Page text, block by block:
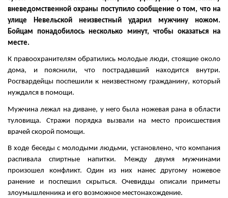
вневедомственной охраны поступило сообщение о том, что на
улице Невельской неизвестный ударил мужчину ножом.
Бойцам понадобилось несколько минут, чтобы оказаться на
месте.
К правоохранителям обратились молодые люди, стоящие около
дома, и пояснили, что пострадавший находится внутри.
Росгвардейцы поспешили к неизвестному гражданину, который
нуждался в помощи.
Мужчина лежал на диване, у него была ножевая рана в области
туловища. Стражи порядка вызвали на место происшествия
врачей скорой помощи.
В ходе беседы с молодыми людьми, установлено, что компания
распивала спиртные напитки. Между двумя мужчинами
произошел конфликт. Один из них нанес другому ножевое
ранение и поспешил скрыться. Очевидцы описали приметы
злоумышленника и его возможное местонахождение.